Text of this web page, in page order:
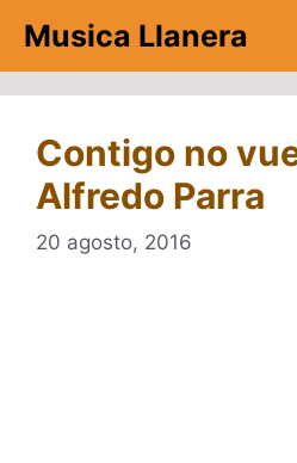
contenido
Musica Llanera
Contigo no
Alfredo Parra
20 agosto, 2016